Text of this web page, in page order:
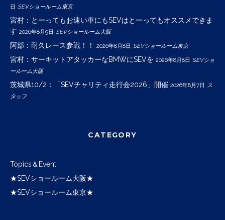
日 SEVショールーム東京
宮村：とーってもお速い車にもSEVはとーってもオススメできま
す 2026年8月9日 SEVショールーム大阪
阿部：耐久レース参戦！！ 2026年8月8日 SEVショールーム東京
宮村：サーキットアタッカーなBMWにSEVを 2026年8月8日 SEVショ
ールーム大阪
茨城県10/2：「SEVチャリティ走行会2026」開催 2026年8月7日 ス
タッフ
CATEGORY
Topics＆Event
★SEVショールーム大阪★
★SEVショールーム東京★